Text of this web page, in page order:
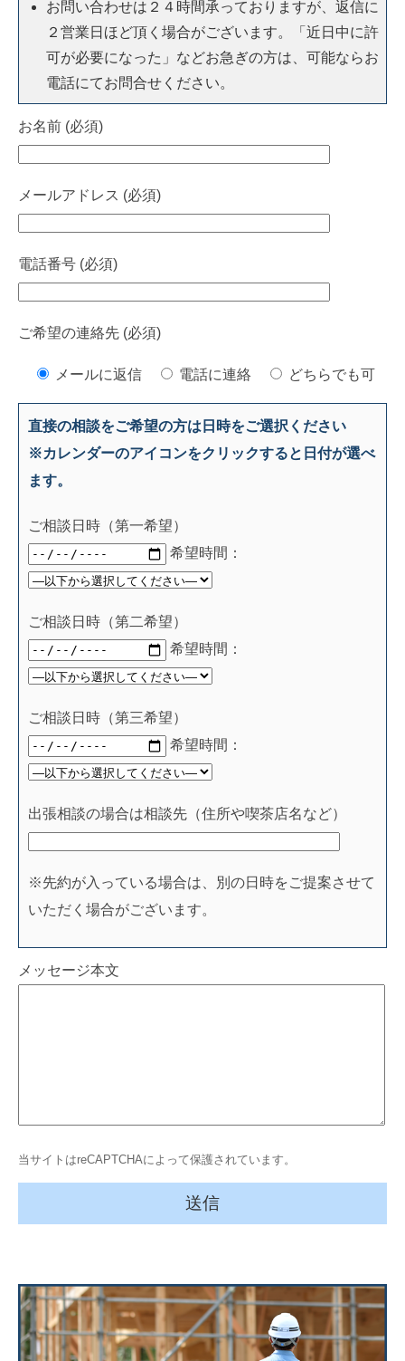
お問い合わせは２４時間承っておりますが、返信に
２営業日ほど頂く場合がございます。「近日中に許
可が必要になった」などお急ぎの方は、可能ならお
電話にてお問合せください。
お名前 (必須)
メールアドレス (必須)
電話番号 (必須)
ご希望の連絡先 (必須)
メールに返信 電話に連絡 どちらでも可
直接の相談をご希望の方は日時をご選択ください
※カレンダーのアイコンをクリックすると日付が選べ
ます。
ご相談日時（第一希望）
希望時間：
ご相談日時（第二希望）
希望時間：
ご相談日時（第三希望）
希望時間：
出張相談の場合は相談先（住所や喫茶店名など）
※先約が入っている場合は、別の日時をご提案させて
いただく場合がございます。
メッセージ本文
当サイトはreCAPTCHAによって保護されています。